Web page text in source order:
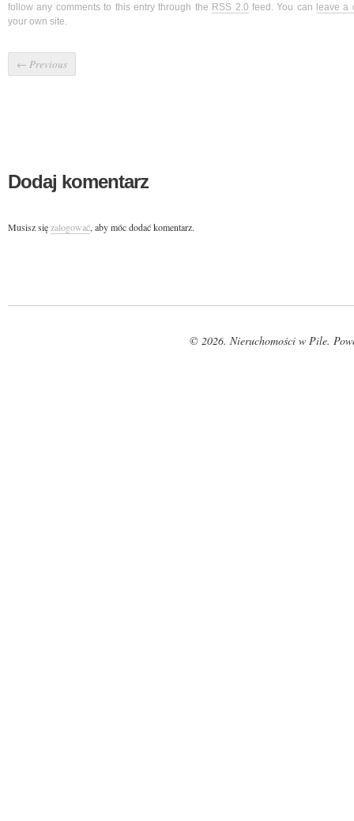
follow any comments to this entry through the RSS 2.0 feed. You can leave a
your own site.
← Previous
Dodaj komentarz
Musisz sięzalogować, aby móc dodać komentarz.
© 2026. Nieruchomości w Pile.